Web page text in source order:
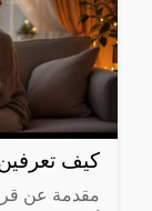
كيف
مقدمة عن